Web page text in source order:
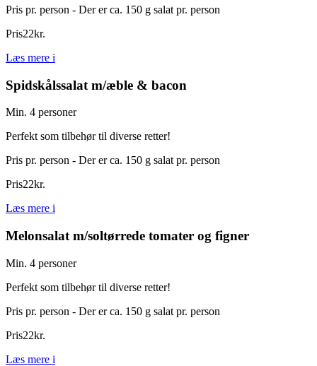
Pris pr. person - Der er ca. 150 g salat pr. person
Pris22kr.
Læs mere i
Spidskålssalat m/æble & bacon
Min. 4 personer
Perfekt som tilbehør til diverse retter!
Pris pr. person - Der er ca. 150 g salat pr. person
Pris22kr.
Læs mere i
Melonsalat m/soltørrede tomater og figner
Min. 4 personer
Perfekt som tilbehør til diverse retter!
Pris pr. person - Der er ca. 150 g salat pr. person
Pris22kr.
Læs mere i